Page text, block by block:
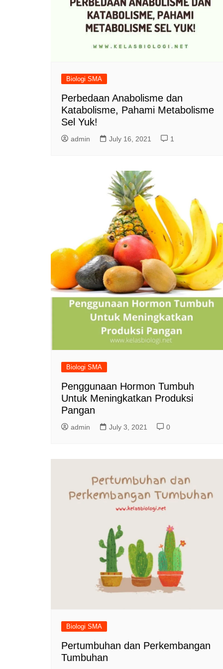
Biologi SMA
Perbedaan Anabolisme dan
Katabolisme, Pahami Metabolisme
Sel Yuk!
admin July 16, 2021 1
Biologi SMA
Penggunaan Hormon Tumbuh
Untuk Meningkatkan Produksi
Pangan
admin July 3, 2021 0
Biologi SMA
Pertumbuhan dan Perkembangan
Tumbuhan